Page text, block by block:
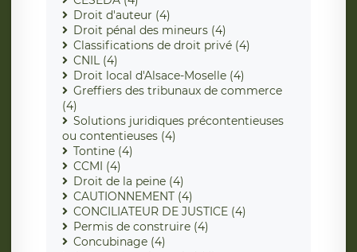
Droit d'auteur (4)
Droit pénal des mineurs (4)
Classifications de droit privé (4)
CNIL (4)
Droit local d'Alsace-Moselle (4)
Greffiers des tribunaux de commerce
(4)
Solutions juridiques précontentieuses
ou contentieuses (4)
Tontine (4)
CCMI (4)
Droit de la peine (4)
CAUTIONNEMENT (4)
CONCILIATEUR DE JUSTICE (4)
Permis de construire (4)
Concubinage (4)